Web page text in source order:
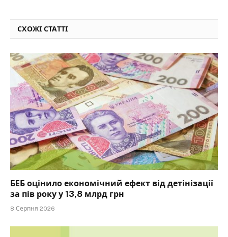
СХОЖІ СТАТТІ
БЕБ оцінило економічний ефект від детінізації
за пів року у 13,8 млрд грн
8 Серпня 2026